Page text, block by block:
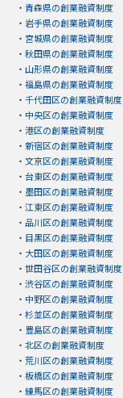
・ 青森県の創業融資制度
・ 岩手県の創業融資制度
・ 宮城県の創業融資制度
・ 秋田県の創業融資制度
・ 山形県の創業融資制度
・ 福島県の創業融資制度
・ 千代田区の創業融資制度
・ 中央区の創業融資制度
・ 港区の創業融資制度
・ 新宿区の創業融資制度
・ 文京区の創業融資制度
・ 台東区の創業融資制度
・ 墨田区の創業融資制度
・ 江東区の創業融資制度
・ 品川区の創業融資制度
・ 目黒区の創業融資制度
・ 大田区の創業融資制度
・ 世田谷区の創業融資制度
・ 渋谷区の創業融資制度
・ 中野区の創業融資制度
・ 杉並区の創業融資制度
・ 豊島区の創業融資制度
・ 北区の創業融資制度
・ 荒川区の創業融資制度
・ 板橋区の創業融資制度
・ 練馬区の創業融資制度